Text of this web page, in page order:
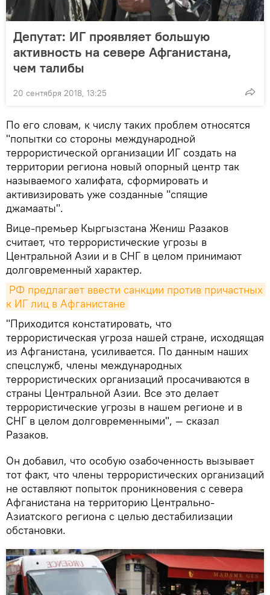
Депутат: ИГ проявляет большую
активность на севере Афганистана,
чем талибы
20 сентября 2018, 13:25
По его словам, к числу таких проблем относятся
"попытки со стороны международной
террористической организации ИГ создать на
территории региона новый опорный центр так
называемого халифата, сформировать и
активизировать уже созданные "спящие
джамааты".
Вице-премьер Кыргызстана Жениш Разаков
считает, что террористические угрозы в
Центральной Азии и в СНГ в целом принимают
долговременный характер.
РФ предлагает ввести санкции против причастных
к ИГ лиц в Афганистане
"Приходится констатировать, что
террористическая угроза нашей стране, исходящая
из Афганистана, усиливается. По данным наших
спецслужб, члены международных
террористических организаций просачиваются в
страны Центральной Азии. Все это делает
террористические угрозы в нашем регионе и в
СНГ в целом долговременными", — сказал
Разаков.
Он добавил, что особую озабоченность вызывает
тот факт, что члены террористических организаций
не оставляют попыток проникновения с севера
Афганистана на территорию Центрально-
Азиатского региона с целью дестабилизации
обстановки.